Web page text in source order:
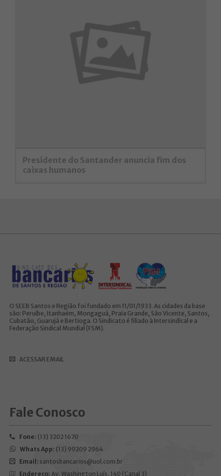
Presidente do Santander anuncia fim dos
caixas humanos
O SEEB Santos e Região foi fundado em 11/01/1933. As cidades da base
são: Peruíbe, Itanhaém, Mongaguá, Praia Grande, São Vicente, Santos,
Cubatão, Guarujá e Bertioga. O Sindicato é filiado à Intersindical e a
Federação Sindical Mundial (FSM).
ACESSAR EMAIL
Fale Conosco
Fone: (13) 3202 1670
Whats App: (13) 99209 2964
Email: santosbancarios@uol.com.br
Endereço:Av. Washington Luís, 140 (Canal 3)